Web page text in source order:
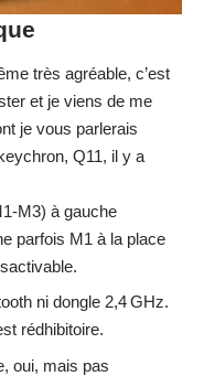
très agréable, c’est
et je viens de me
je vous parlerais
Q11, il y a
à gauche
parfois M1 à la place
ni dongle 2,4 GHz.
rédhibitoire.
oui, mais pas